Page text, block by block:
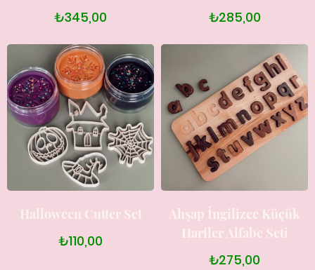
₺345,00 ₺285,00
Halloween Cutter Set
₺110,00
Ahşap İngilizce Küçük
Harfler Alfabe Seti
₺275,00